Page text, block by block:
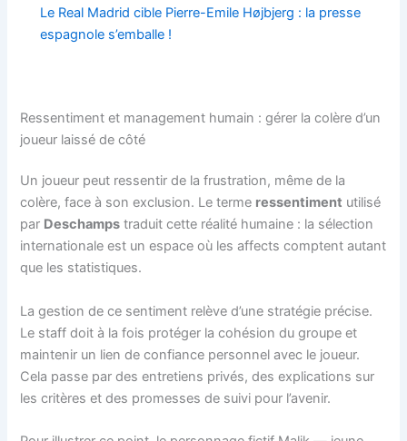
Le Real Madrid cible Pierre-Emile Højbjerg : la presse
espagnole s’emballe !
Ressentiment et management humain : gérer la colère d’un
joueur laissé de côté
Un joueur peut ressentir de la frustration, même de la
colère, face à son exclusion. Le terme ressentiment utilisé
par Deschamps traduit cette réalité humaine : la sélection
internationale est un espace où les affects comptent autant
que les statistiques.
La gestion de ce sentiment relève d’une stratégie précise.
Le staff doit à la fois protéger la cohésion du groupe et
maintenir un lien de confiance personnel avec le joueur.
Cela passe par des entretiens privés, des explications sur
les critères et des promesses de suivi pour l’avenir.